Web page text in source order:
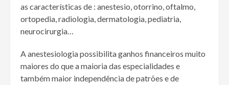
as características de : anestesio, otorrino, oftalmo,
ortopedia, radiologia, dermatologia, pediatria,
neurocirurgia…
A anestesiologia possibilita ganhos financeiros muito
maiores do que a maioria das especialidades e
também maior independência de patrões e de